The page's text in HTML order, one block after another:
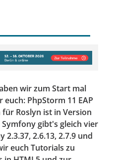
wir zum Start mal
PhpStorm 11 EAP
Roslyn ist in Version
gibt's gleich vier
2.3.37, 2.6.13, 2.7.9 und
euch Tutorials zu